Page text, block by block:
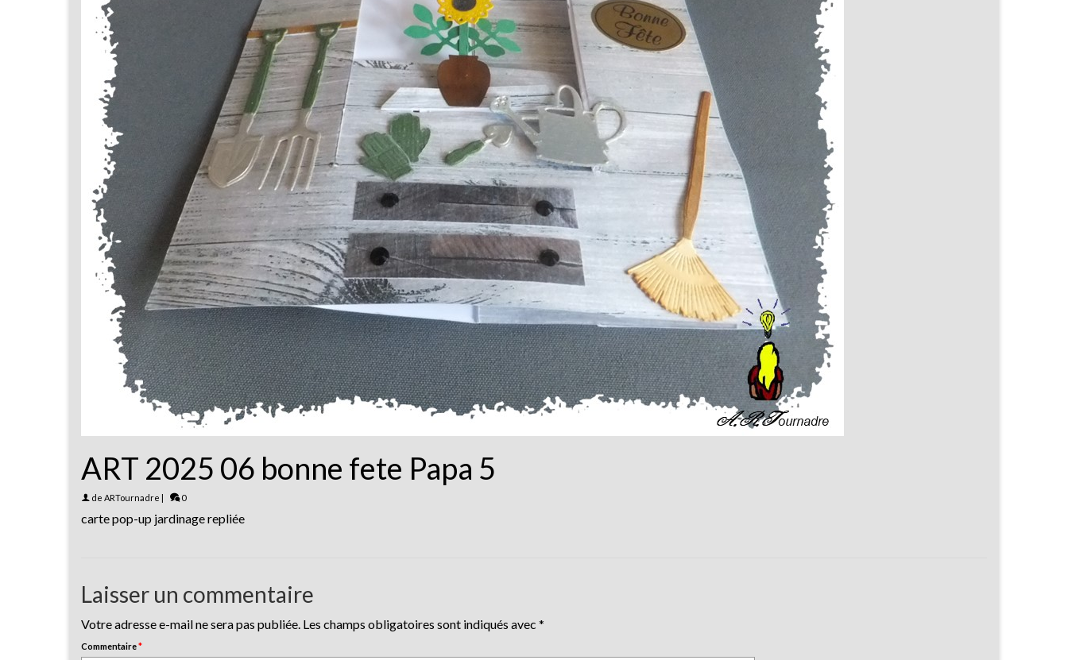
ART 2025 06 bonne fete Papa 5
de ARTournadre | 0
carte pop-up jardinage repliée
Laisser un commentaire
Votre adresse e-mail ne sera pas publiée. Les champs obligatoires sont indiqués avec *
Commentaire*